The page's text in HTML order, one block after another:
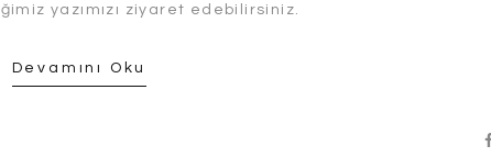
yazımızı ziyaret edebilirsiniz.
Devamını Oku